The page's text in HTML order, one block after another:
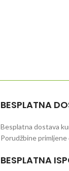
BESPLATNA
Besplatna dostava
Porudžbine primljene
BESPLATNA